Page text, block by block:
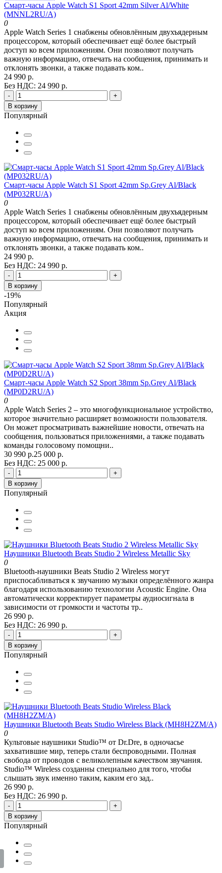
Смарт-часы Apple Watch S1 Sport 42mm Silver Al/White
(MNNL2RU/A)
0
Apple Watch Series 1 снабжены обновлённым двухъядерным
процессором, который обеспечивает ещё более быстрый
доступ ко всем приложениям. Они позволяют получать
важную информацию, отвечать на сообщения, принимать и
отклонять звонки, а также подавать ком..
24 990 р.
Без НДС: 24 990 р.
-
+
В корзину
Популярный
Смарт-часы Apple Watch S1 Sport 42mm Sp.Grey Al/Black
(MP032RU/A)
0
Apple Watch Series 1 снабжены обновлённым двухъядерным
процессором, который обеспечивает ещё более быстрый
доступ ко всем приложениям. Они позволяют получать
важную информацию, отвечать на сообщения, принимать и
отклонять звонки, а также подавать ком..
24 990 р.
Без НДС: 24 990 р.
-
+
В корзину
-19%
Популярный
Акция
Смарт-часы Apple Watch S2 Sport 38mm Sp.Grey Al/Black
(MP0D2RU/A)
0
Apple Watch Series 2 – это многофункциональное устройство,
которое значительно расширяет возможности пользователя.
Он может просматривать важнейшие новости, отвечать на
сообщения, пользоваться приложениями, а также подавать
команды голосовому помощни..
30 990 р.25 000 р.
Без НДС: 25 000 р.
-
+
В корзину
Популярный
Наушники Bluetooth Beats Studio 2 Wireless Metallic Sky
0
Bluetooth-наушники Beats Studio 2 Wireless могут
приспосабливаться к звучанию музыки определённого жанра
благодаря использованию технологии Acoustic Engine. Она
автоматически корректирует параметры аудиосигнала в
зависимости от громкости и частоты тр..
26 990 р.
Без НДС: 26 990 р.
-
+
В корзину
Популярный
Наушники Bluetooth Beats Studio Wireless Black (MH8H2ZM/A)
0
Культовые наушники Studio™ от Dr.Dre, в одночасье
захватившие мир, теперь стали беспроводными. Полная
свобода от проводов с великолепным качеством звучания.
Studio™ Wireless созданны специально для того, чтобы
слышать звук именно таким, каким его зад..
26 990 р.
Без НДС: 26 990 р.
-
+
В корзину
Популярный